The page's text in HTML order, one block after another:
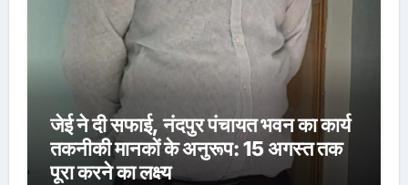
जेई ने दी सफाई, नंदपुर पंचायत भवन का कार्य
तकनीकी मानकों के अनुरूप: 15 अगस्त तक
पूरा करने का लक्ष्य